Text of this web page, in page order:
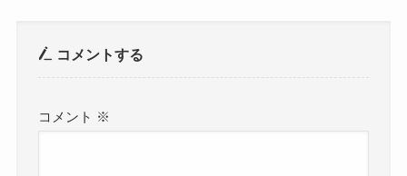
コメントする
コメント ※